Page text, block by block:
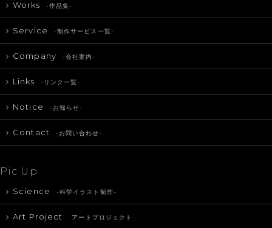
Works -作品集-
Service -制作サービス一覧-
Company -会社案内-
Links -リンク一覧-
Notice -お知らせ-
Contact -お問い合わせ-
Pic Up
Science -科学イラスト制作-
Art Project -アートプロジェクト-